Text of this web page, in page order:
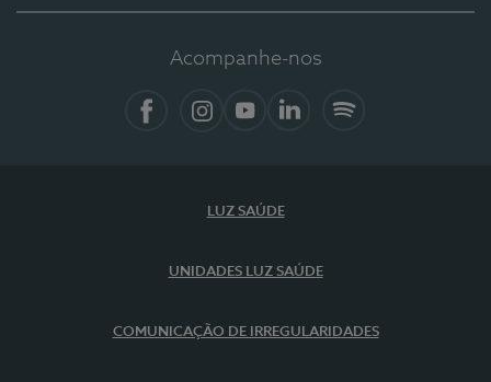
Acompanhe-nos
LUZ SAÚDE
UNIDADES LUZ SAÚDE
COMUNICAÇÃO DE IRREGULARIDADES